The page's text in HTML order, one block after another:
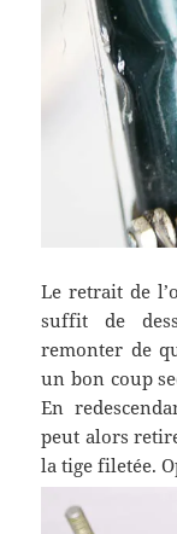
Le retrait de
suffit de
remonter de
un bon coup
En
peut alors
la tige filetée.